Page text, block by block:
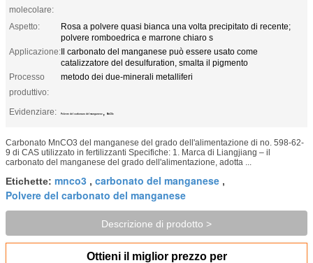
molecolare:
Aspetto:
Rosa a polvere quasi bianca una volta precipitato di recente;
polvere romboedrica e marrone chiaro s
Applicazione:Il carbonato del manganese può essere usato come
catalizzatore del desulfuration, smalta il pigmento
Processo
produttivo:
metodo dei due-minerali metalliferi
Evidenziare: Polvere del carbonato del manganese , MnCO3
Carbonato MnCO3 del manganese del grado dell'alimentazione di no. 598-62-
9 di CAS utilizzato in fertilizzanti Specifiche: 1. Marca di Liangjiang – il
carbonato del manganese del grado dell'alimentazione, adotta ...
Etichette: mnco3 , carbonato del manganese ,
Polvere del carbonato del manganese
Descrizione di prodotto >
Ottieni il miglior prezzo per